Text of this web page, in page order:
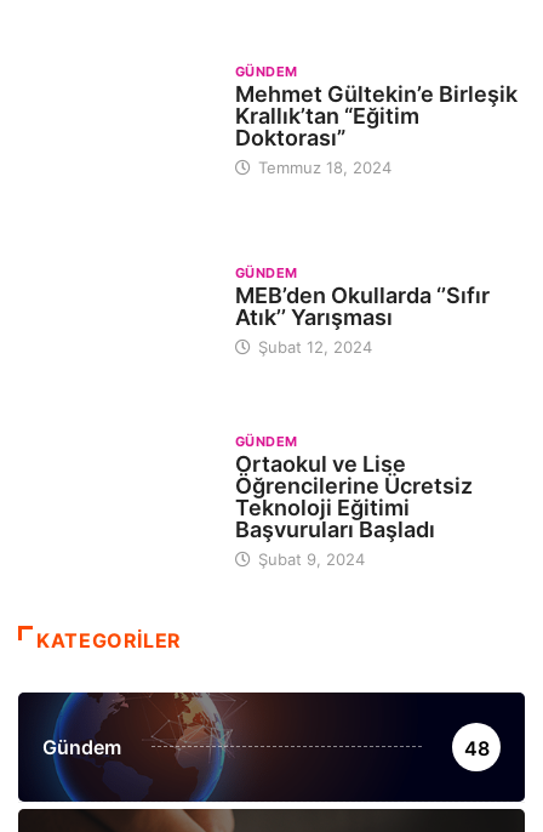
GÜNDEM
Mehmet Gültekin’e Birleşik
Krallık’tan “Eğitim
Doktorası”
Temmuz 18, 2024
GÜNDEM
MEB’den Okullarda ‘’Sıfır
Atık’’ Yarışması
Şubat 12, 2024
GÜNDEM
Ortaokul ve Lise
Öğrencilerine Ücretsiz
Teknoloji Eğitimi
Başvuruları Başladı
Şubat 9, 2024
KATEGORİLER
Gündem 48